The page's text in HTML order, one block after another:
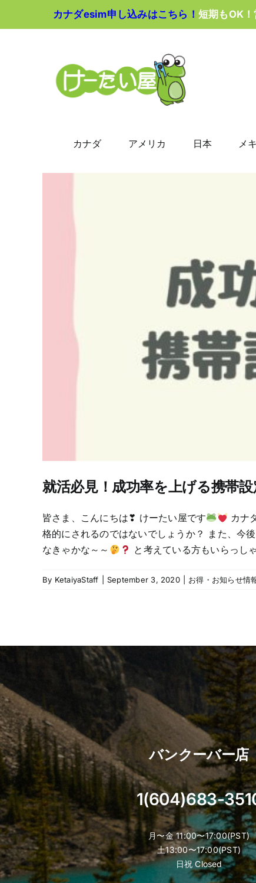
カナダesim申し込みはこちら！ 短期もOK！
カナダ アメリカ 日本 メ
就活必見！成功率を上げる携帯
皆さま、こんにちは❣ けーたい屋です
カナ
格的にされるのではないでしょうか？ また、今
なきゃかな～～
と考えている方もいらっし
By KetaiyaStaff September 3, 2020 お得・お知らせ情
バンクーバー店
1(604)683-
月〜金 11:00〜17:00(PST)
土13:00〜17:00(PST)
日祝 Closed